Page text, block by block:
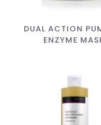
DUAL ACTION
ENZYME